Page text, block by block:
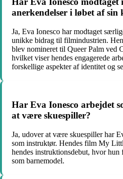
anerkendelser i løbet af sin
Ja, Eva Ionesco har modtaget
unikke bidrag til filmindustrien.
blev nomineret til Queer Palm ved
hvilket viser hendes engagerede
forskellige aspekter af identitet og
Har Eva Ionesco arbejdet
at være skuespiller?
Ja, udover at være skuespiller har
som instruktør. Hendes film My
hendes instruktionsdebut, hvor
som barnemodel.